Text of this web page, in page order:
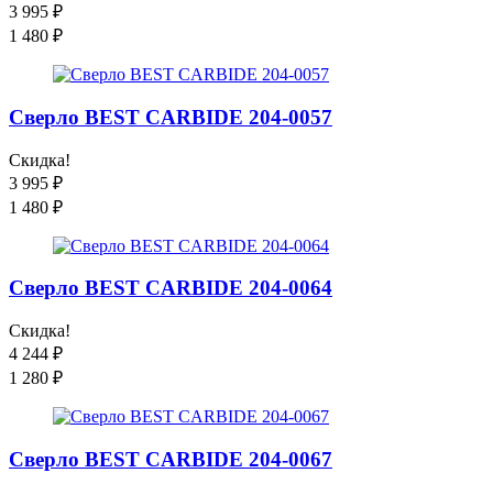
3 995 ₽
1 480 ₽
Сверло BEST CARBIDE 204-0057
Скидка!
3 995 ₽
1 480 ₽
Сверло BEST CARBIDE 204-0064
Скидка!
4 244 ₽
1 280 ₽
Сверло BEST CARBIDE 204-0067